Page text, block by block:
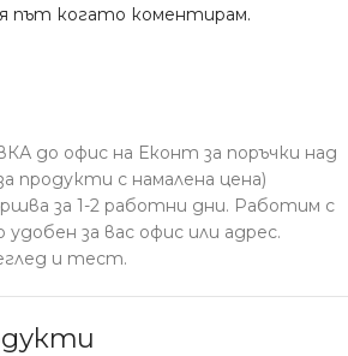
път когато коментирам.
до офис на Еконт за поръчки над
продукти с намалена цена)
за 1-2 работни дни. Работим с
за вас офис или адрес.
и тест.